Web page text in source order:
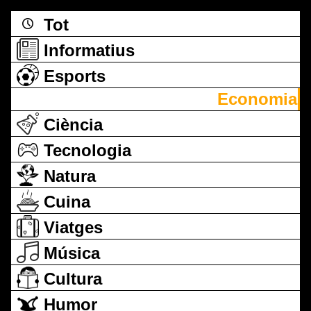
Tot
Informatius
Esports
Economia
Ciència
Tecnologia
Natura
Cuina
Viatges
Música
Cultura
Humor